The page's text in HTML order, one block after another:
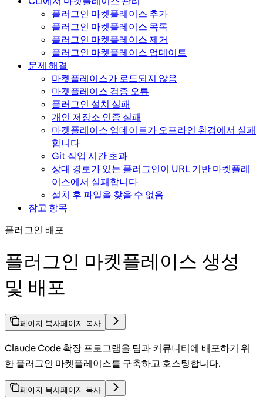
플러그인 마켓플레이스 추가
플러그인 마켓플레이스 목록
플러그인 마켓플레이스 제거
플러그인 마켓플레이스 업데이트
문제 해결
마켓플레이스가 로드되지 않음
마켓플레이스 검증 오류
플러그인 설치 실패
개인 저장소 인증 실패
마켓플레이스 업데이트가 오프라인 환경에서 실패
합니다
Git 작업 시간 초과
상대 경로가 있는 플러그인이 URL 기반 마켓플레
이스에서 실패합니다
설치 후 파일을 찾을 수 없음
참고 항목
플러그인 배포
플러그인 마켓플레이스 생성
및 배포
페이지 복사페이지 복사
Claude Code 확장 프로그램을 팀과 커뮤니티에 배포하기 위
한 플러그인 마켓플레이스를 구축하고 호스팅합니다.
페이지 복사페이지 복사